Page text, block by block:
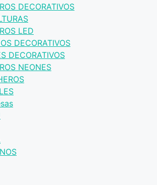
DECORATIVOS
LED
DECORATIVOS
DECORATIVOS
NEONES